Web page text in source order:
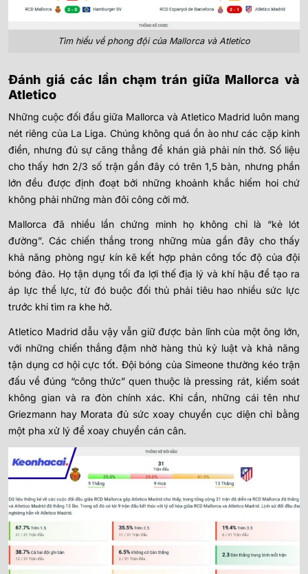
Tìm hiểu về phong đội của Mallorca và Atletico
Đánh giá các lần chạm trán giữa Mallorca và
Atletico
Những cuộc đối đầu giữa Mallorca và Atletico Madrid luôn mang
nét riêng của La Liga. Chúng không quá ồn ào như các cặp kinh
điển, nhưng đủ sự căng thẳng để khán giả phải nín thở. Số liệu
cho thấy hơn 2/3 số trận gần đây có trên 1,5 bàn, nhưng phần
lớn đều được định đoạt bởi những khoảnh khắc hiếm hoi chứ
không phải những màn đôi công cởi mở.
Mallorca đã nhiều lần chứng minh họ không chỉ là “kẻ lót
đường”. Các chiến thắng trong những mùa gần đây cho thấy
khả năng phòng ngự kín kẽ kết hợp phản công tốc độ của đội
bóng đảo. Họ tận dụng tối đa lợi thế địa lý và khí hậu để tạo ra
áp lực thể lực, từ đó buộc đối thủ phải tiêu hao nhiều sức lực
trước khi tìm ra khe hở.
Atletico Madrid dẫu vậy vẫn giữ được bản lĩnh của một ông lớn,
với những chiến thắng đậm nhờ hàng thủ kỷ luật và khả năng
tận dụng cơ hội cực tốt. Đội bóng của Simeone thường kéo trận
đấu về đúng “công thức” quen thuộc là pressing rát, kiểm soát
không gian và ra đòn chính xác. Khi cần, những cái tên như
Griezmann hay Morata đủ sức xoay chuyển cục diện chỉ bằng
một pha xử lý để xoay chuyển cán cân.